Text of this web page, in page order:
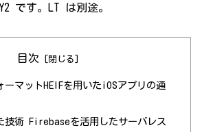
です。LT は別途。
目次
ーマットHEIFを用いたiOSアプリの通
技術 Firebaseを活用したサーバレス